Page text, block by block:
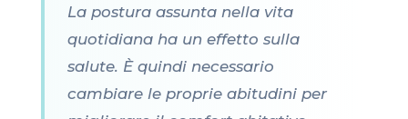
La postura assunta nella vita
quotidiana ha un effetto sulla
salute. È quindi necessario
cambiare le proprie abitudini per